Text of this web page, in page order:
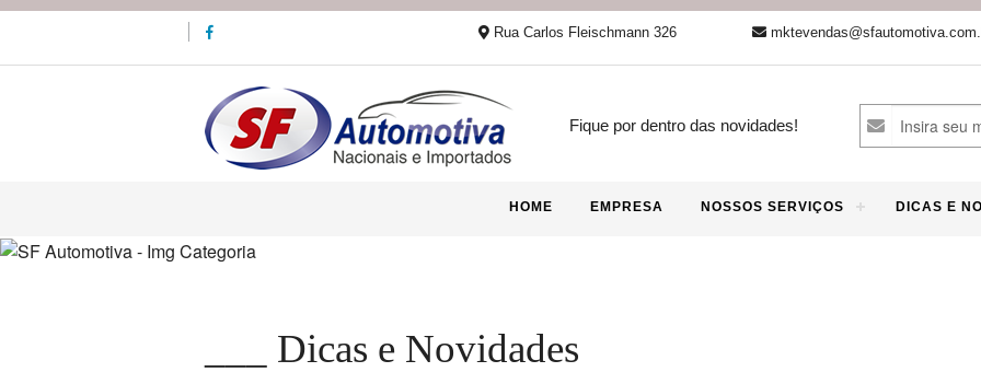
Rua Carlos Fleischmann 326
Fique por dentro das novidades!
HOME EMPRESA NOSSOS SERVIÇOS DICAS E
___ Dicas e Novidades